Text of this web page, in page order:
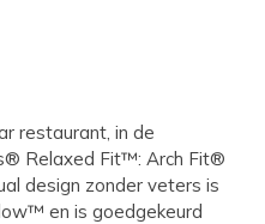
restaurant, in de
Relaxed Fit™: Arch Fit®
design zonder veters is
en is goedgekeurd